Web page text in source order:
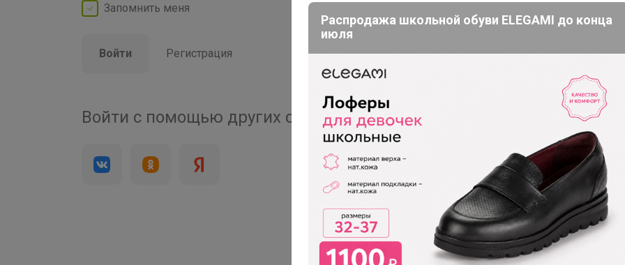
Запомнить меня
Войти Регистрация
Войти с помощью других сервисов
4 000+
200+
организаторов
Распродажа школьной обуви ELEGAMI до конца
июля